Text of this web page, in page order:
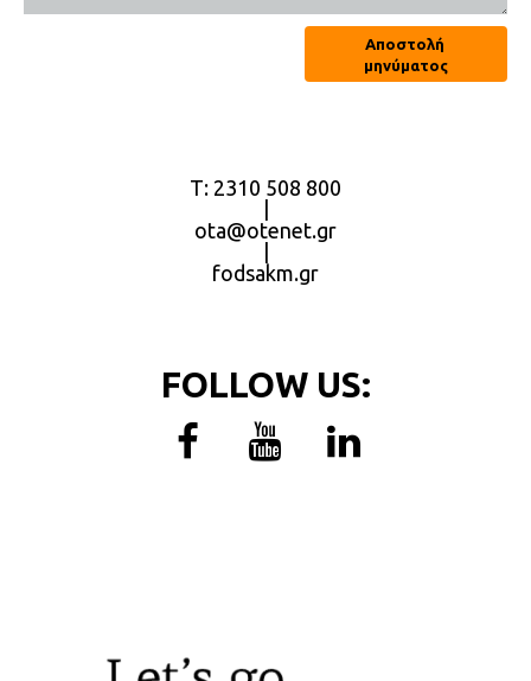
Αποστολή
μηνύματος
Τ: 2310 508 800
ota@otenet.gr
fodsakm.gr
FOLLOW US: